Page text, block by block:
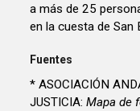
a más de 25
en la cuesta de San
Fuentes
* ASOCIACIÓN
JUSTICIA:Mapa de